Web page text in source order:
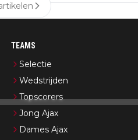
TEAMS
Selectie
Wedstrijden
Topscorers
Jong Ajax
Dames Ajax